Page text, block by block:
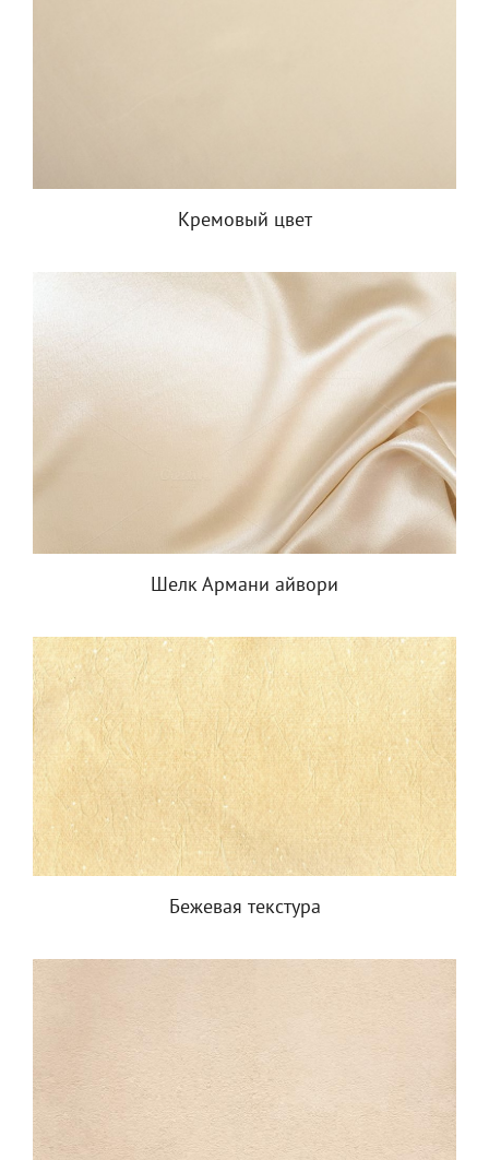
Кремовый цвет
Шелк Армани айвори
Бежевая текстура